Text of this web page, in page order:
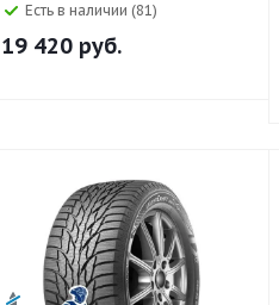
Есть в наличии (81)
19 420 руб.